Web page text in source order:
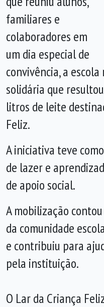
familiares e
colaboradores em
um dia especial de
convivência, a
solidária que
litros de leite
Feliz.
A iniciativa teve
de lazer e
de apoio social.
A mobilização
da comunidade
e contribuiu para
pela instituição.
O Lar da Criança